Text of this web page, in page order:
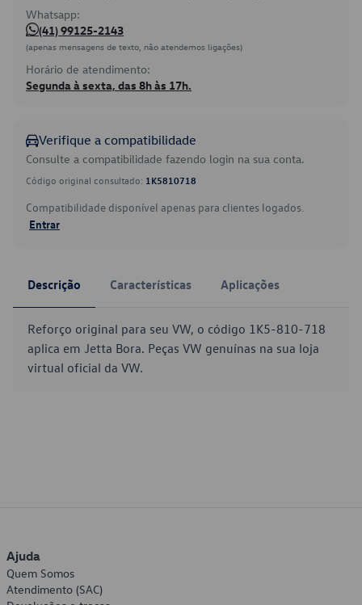
Whatsapp:
(41) 99125-2143
(apenas mensagens de texto, não atendemos ligações)
Horário de atendimento:
Segunda à sexta, das 8h às 17h.
Verifique a compatibilidade
Consulte a compatibilidade fazendo login na sua conta.
Código original consultado: 1K5810718
Compatibilidade disponível apenas para clientes logados.
Entrar
Descrição Características Aplicações
Reforço original para seu VW, o código 1K5-810-718
aplica em Jetta Bora. Peças VW genuínas na sua loja
virtual oficial da VW.
Ajuda
Quem Somos
Atendimento (SAC)